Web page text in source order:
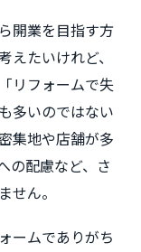
開業を目指す方
たいけれど、
リフォームで失
多いのではない
集地や店舗が多
の配慮など、さ
せん。
ームでありがち